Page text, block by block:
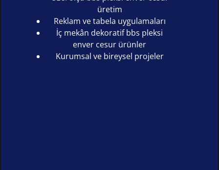
üretim
Reklam ve tabela uygulamaları
İç mekân dekoratif bbs pleksi
enver cesur ürünler
Kurumsal ve bireysel projeler